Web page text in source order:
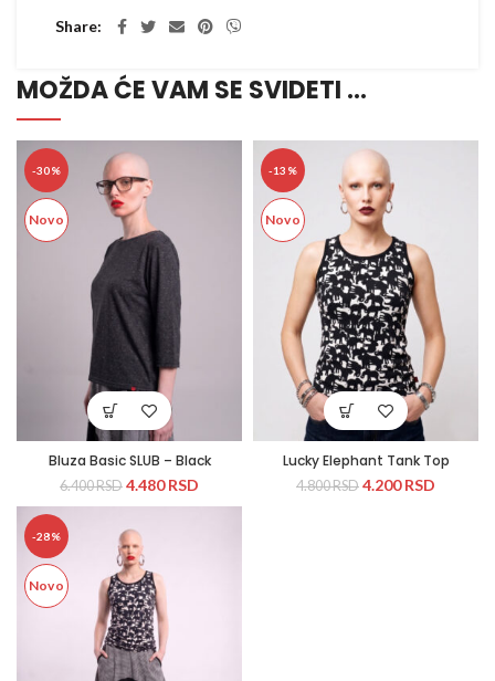
Share
MOŽDA ĆE VAM SE SVIDETI …
-30%
Novo
Bluza Basic SLUB – Black
6.400RSD 4.480RSD
-13%
Novo
Lucky Elephant Tank Top
4.800RSD 4.200RSD
-28%
Novo